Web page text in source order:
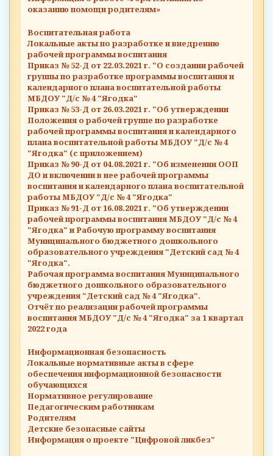
оказанию помощи родителям»
Воспитательная работа
Локальные акты по разработке и внедрению
рабочей программы воспитания
Приказ № 52-Д от 22.03.2021 г. "О создании рабочей
группы по разработке программы воспитания и
календарного плана воспитательной работы
МБДОУ "Д/с № 4 "Ягодка"
Приказ № 53-Д от 26.03.2021 г. "Об утверждении
Положения о рабочей группе по разработке
рабочей программы воспитания и календарного
плана воспитательной работы МБДОУ "Д/с № 4
"Ягодка" (с приложением)
Приказ № 90-Д от 04.08.2021 г. "Об изменении ООП
ДО и включении в нее рабочей программы
воспитания и календарного плана воспитательной
работы МБДОУ "Д/с № 4 "Ягодка"
Приказ № 91-Д от 16.08.2021 г. "Об утверждении
рабочей программы воспитания МБДОУ "Д/с № 4
"Ягодка" и Рабочую программу воспитания
Муниципального бюджетного дошкольного
образовательного учреждения "Детский сад № 4
"Ягодка".
Рабочая программа воспитания Муниципального
бюджетного дошкольного образовательного
учреждения "Детский сад № 4 "Ягодка".
Отчёт по реализации рабочей программы
воспитания МБДОУ "Д/с № 4 "Ягодка" за 1 квартал
2022 года
Информационная безопасность
Локальные нормативные акты в сфере
обеспечения информационной безопасности
обучающихся
Нормативное регулирование
Педагогическим работникам
Родителям
Детские безопасные сайты
Информация о проекте "Цифровой ликбез"